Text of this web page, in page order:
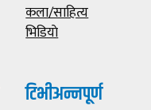
कला/साहित्य
भिडियाे
टिभीअन्नपूर्ण